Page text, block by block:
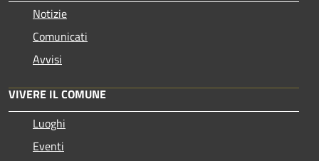
Notizie
Comunicati
Avvisi
VIVERE IL COMUNE
Luoghi
Eventi